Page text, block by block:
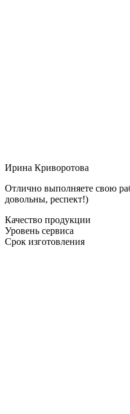
Ирина Криворотова
Отлично выполняете свою
довольны, респект!)
Качество продукции
Уровень сервиса
Срок изготовления